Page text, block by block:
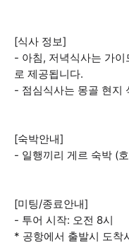
[식사 정보]
- 아침, 저녁식사는 가
로 제공됩니다.
- 점심식사는 몽골 현지
[숙박안내]
- 일행끼리 게르 숙박 (
[미팅/종료안내]
- 투어 시작: 오전 8시
* 공항에서 출발시 도착